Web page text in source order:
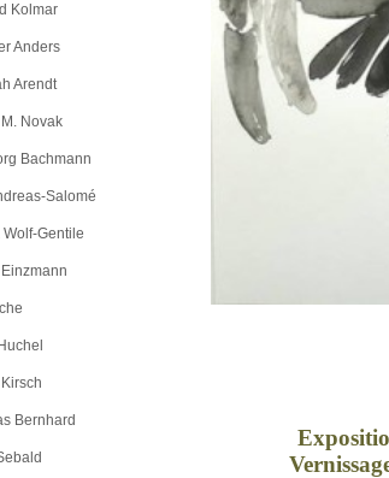
Kolmar
Anders
Arendt
Novak
Bachmann
Salomé
Wolf-Gentile
Bernhard